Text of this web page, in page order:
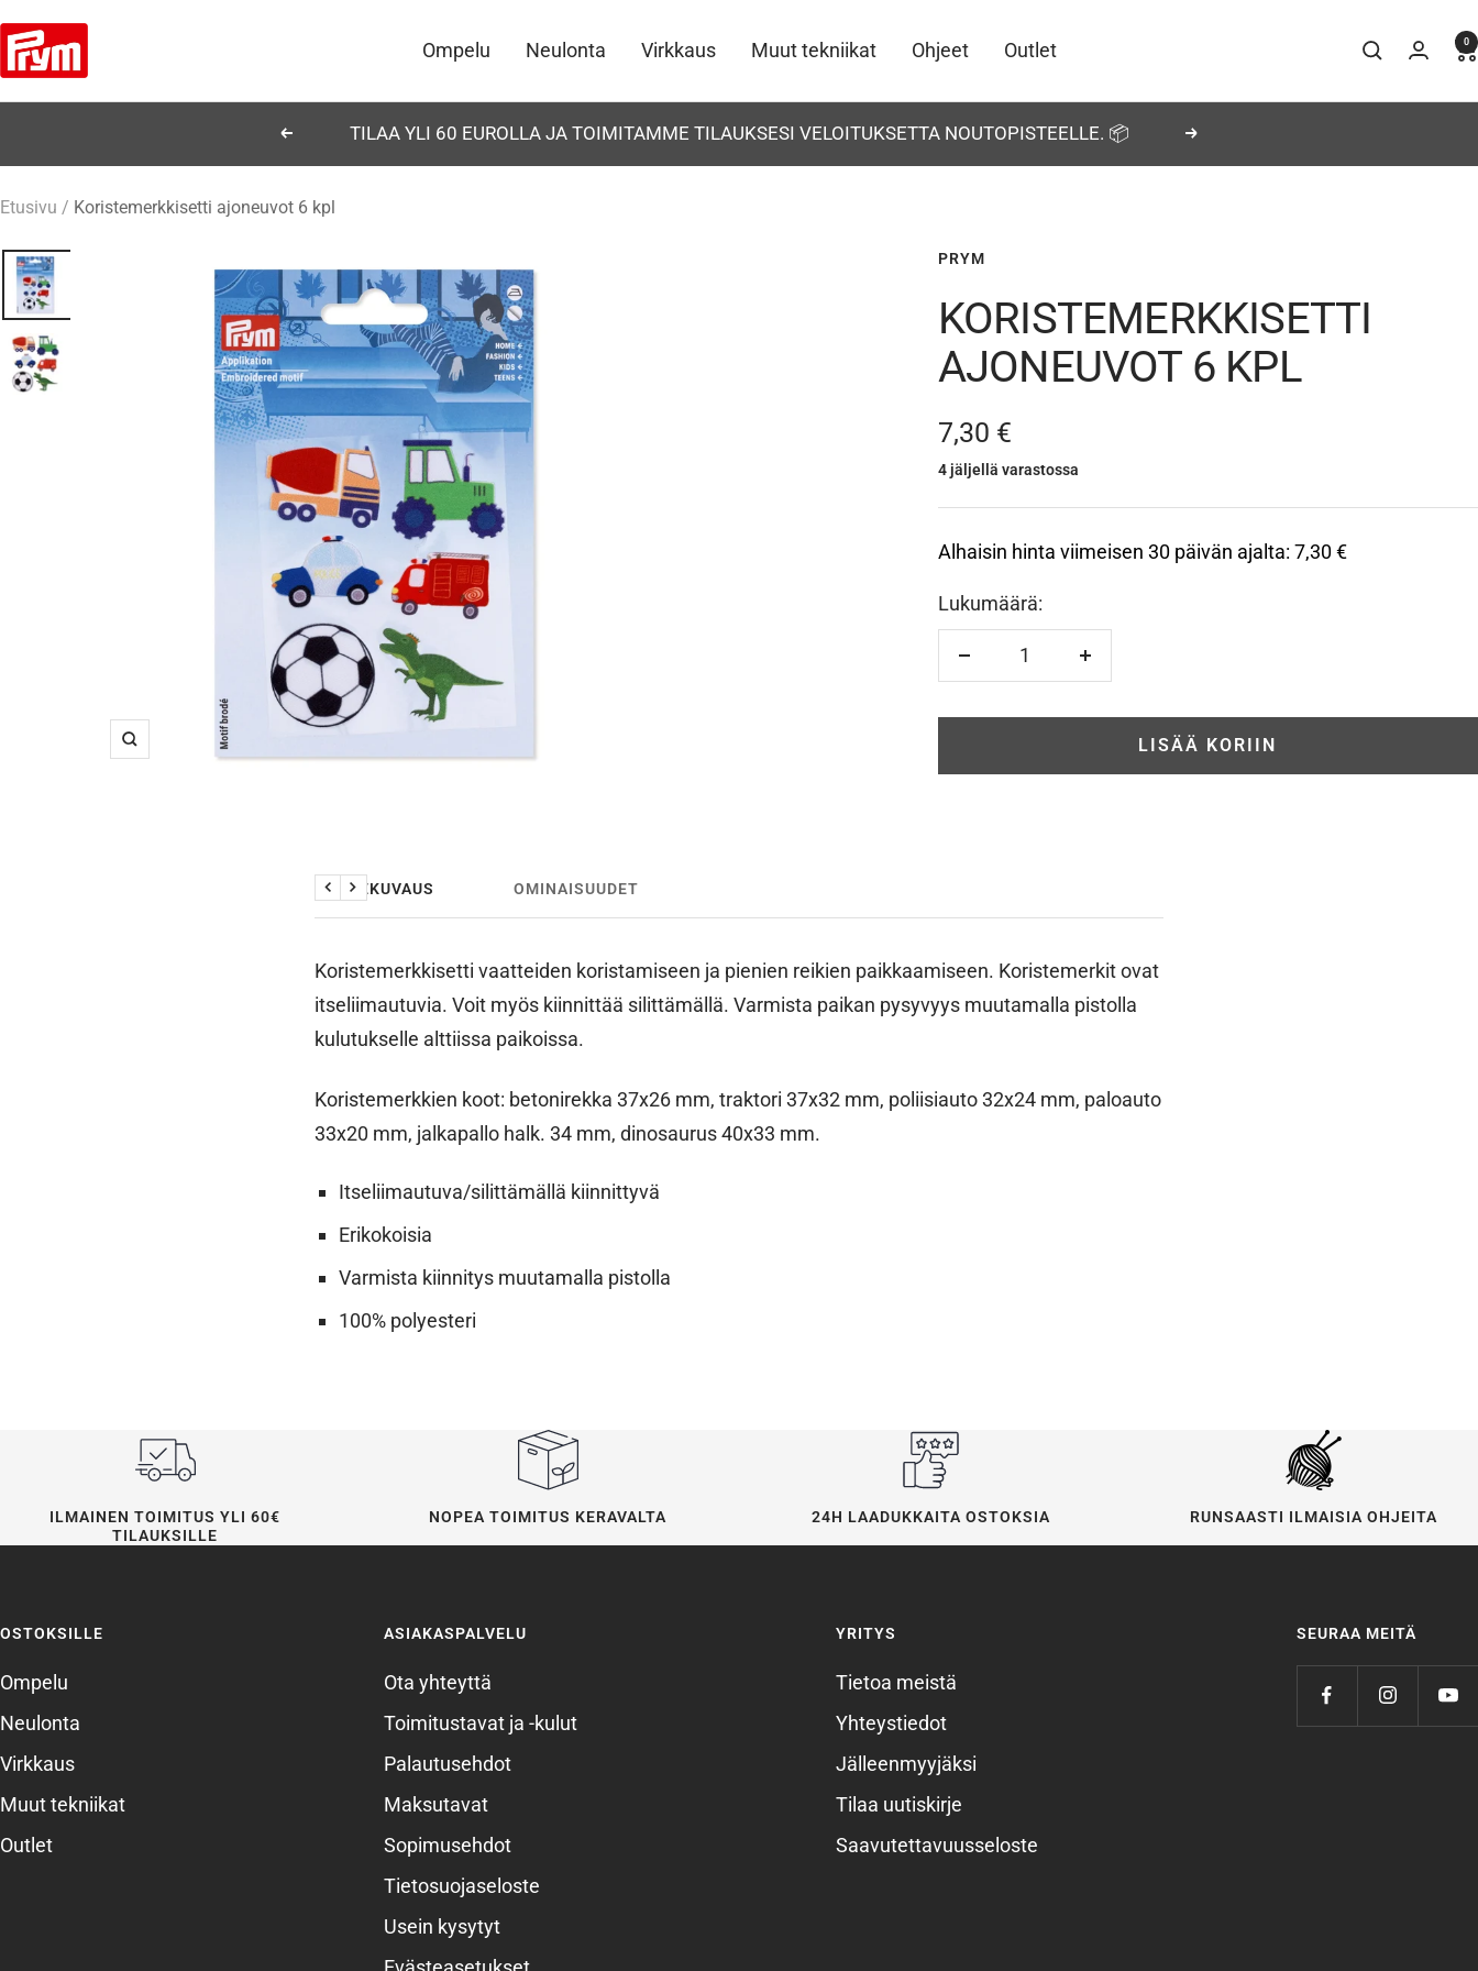
sisältöön
Ompelu Neulonta Virkkaus Muut tekniikat Ohjeet Outlet
Prym 0
EdellinenTILAA YLI 60 EUROLLA JA TOIMITAMME TILAUKSESI VELOITUKSETTA NOUTOPISTEELLE. 📦 Seuraava
Etusivu Koristemerkkisetti ajoneuvot 6 kpl
Suurenna
PRYM
KORISTEMERKKISETTI
AJONEUVOT 6 KPL
Alennushinta
7,30 €
4 jäljellä varastossa
Alhaisin hinta viimeisen 30 päivän ajalta: 7,30 €
Lukumäärä:
LISÄÄ KORIIN
TUOTEKUVAUS OMINAISUUDET
Edellinen
Seuraava
Koristemerkkisetti vaatteiden koristamiseen ja pienien reikien paikkaamiseen. Koristemerkit ovat
itseliimautuvia. Voit myös kiinnittää silittämällä. Varmista paikan pysyvyys muutamalla pistolla
kulutukselle alttiissa paikoissa.
Koristemerkkien koot: betonirekka 37x26 mm, traktori 37x32 mm, poliisiauto 32x24 mm, paloauto
33x20 mm, jalkapallo halk. 34 mm, dinosaurus 40x33 mm.
Itseliimautuva/silittämällä kiinnittyvä
Erikokoisia
Varmista kiinnitys muutamalla pistolla
100% polyesteri
ILMAINEN TOIMITUS YLI 60€
TILAUKSILLE
NOPEA TOIMITUS KERAVALTA 24H LAADUKKAITA OSTOKSIA RUNSAASTI ILMAISIA OHJEITA
OSTOKSILLE
Ompelu
Neulonta
Virkkaus
Muut tekniikat
Outlet
ASIAKASPALVELU
Ota yhteyttä
Toimitustavat ja -kulut
Palautusehdot
Maksutavat
Sopimusehdot
Tietosuojaseloste
Usein kysytyt
YRITYS
Tietoa meistä
Yhteystiedot
Jälleenmyyjäksi
Tilaa uutiskirje
Saavutettavuusseloste
SEURAA MEITÄ